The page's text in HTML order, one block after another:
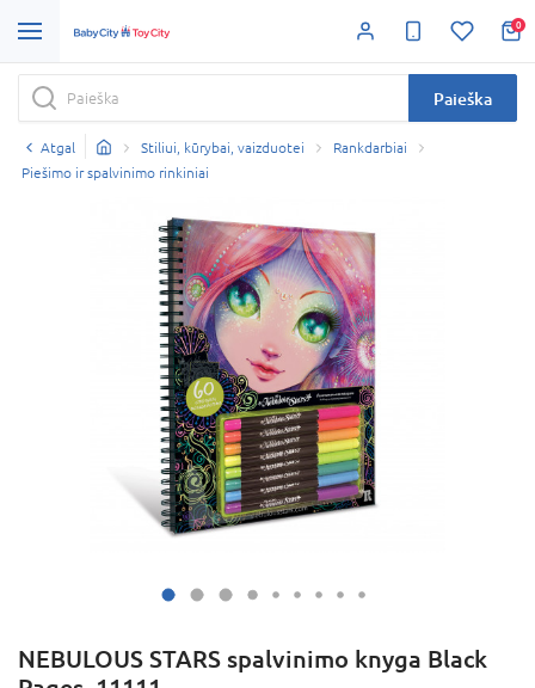
0
Paieška
Atgal Stiliui, kūrybai, vaizduotei
Rankdarbiai
Piešimo ir spalvinimo rinkiniai
NEBULOUS STARS spalvinimo knyga Black